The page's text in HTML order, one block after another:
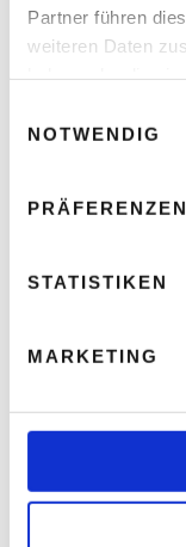
Partner führen
weiteren Daten
NOTWENDIG
PRÄFERENZEN
STATISTIKEN
MARKETING
Ihre E-Mail-
Erforderliche
KOMMENTAR*
E-MAIL-